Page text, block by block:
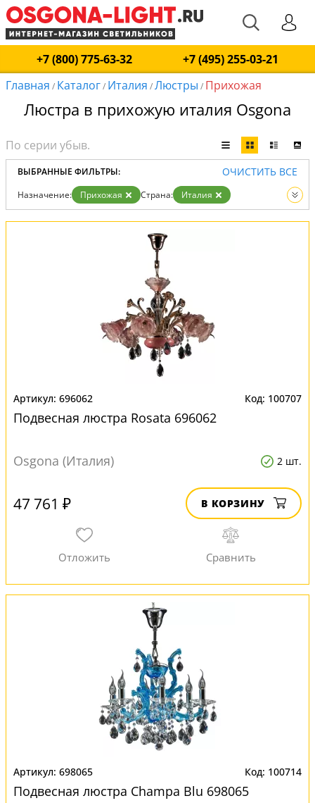
+7 (800) 775-63-32
+7 (495) 255-03-21
Главная / Каталог/ Италия /Люстры / Прихожая
Люстра в прихожую италия Osgona
ВЫБРАННЫЕ ФИЛЬТРЫ: ОЧИСТИТЬ ВСЕ
Назначение: Прихожая Страна:
Италия
Вид:
Люстры
696062 100707
Подвесная люстра Rosata 696062
Osgona (Италия) 2 шт.
47 761 ₽ В КОРЗИНУ
698065 100714
Подвесная люстра Champa Blu 698065